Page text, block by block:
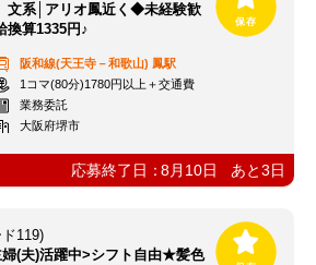
文系│アリオ鳳近く◆未経験歓
算1335円♪
阪和線(天王寺－和歌山) 鳳駅
1コマ(80分)1780円以上＋交通費
業務委託
大阪府堺市
応募終了日：8月10日 あと3日
119)
婦(夫)活躍中>シフト自由★髪色